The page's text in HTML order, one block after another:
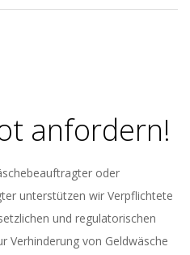
anfordern!
oder
unterstützen wir Verpflichtete
und regulatorischen
Verhinderung von Geldwäsche